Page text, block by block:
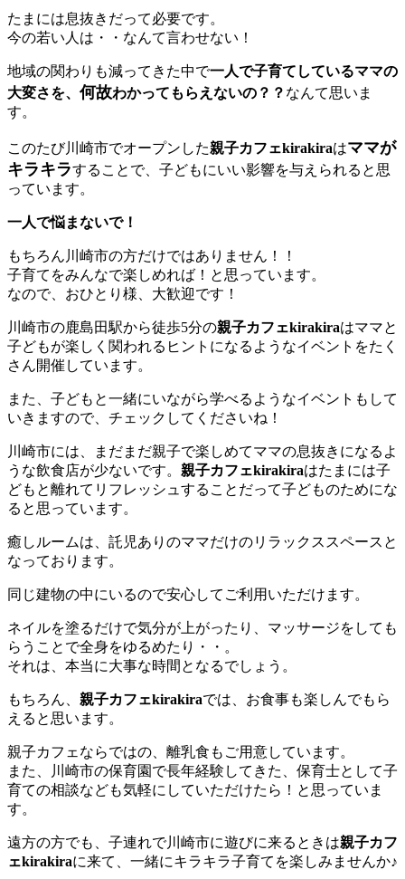
たまには息抜きだって必要です。
今の若い人は・・なんて言わせない！
地域の関わりも減ってきた中で一人で子育てしているママの
大変さを、 何故わかってもらえないの？？ なんて思いま
す。
このたび川崎市でオープンした親子カフェkirakiraはママが
キラキラすることで、子どもにいい影響を与えられると思
っています。
一人で悩まないで！
もちろん川崎市の方だけではありません！！
子育てをみんなで楽しめれば！と思っています。
なので、おひとり様、大歓迎です！
川崎市の鹿島田駅から徒歩5分の親子カフェkirakiraはママと
子どもが楽しく関われるヒントになるようなイベントをたく
さん開催しています。
また、子どもと一緒にいながら学べるようなイベントもして
いきますので、チェックしてくださいね！
川崎市には、まだまだ親子で楽しめてママの息抜きになるよ
うな飲食店が少ないです。 親子カフェkirakiraはたまには子
どもと離れてリフレッシュすることだって子どものためにな
ると思っています。
癒しルームは、託児ありのママだけのリラックススペースと
なっております。
同じ建物の中にいるので安心してご利用いただけます。
ネイルを塗るだけで気分が上がったり、マッサージをしても
らうことで全身をゆるめたり・・。
それは、本当に大事な時間となるでしょう。
もちろん、 親子カフェkirakiraでは、お食事も楽しんでもら
えると思います。
親子カフェならではの、離乳食もご用意しています。
また、川崎市の保育園で長年経験してきた、保育士として子
育ての相談なども気軽にしていただけたら！と思っていま
す。
遠方の方でも、子連れで川崎市に遊びに来るときは親子カフ
ェkirakiraに来て、一緒にキラキラ子育てを楽しみませんか♪